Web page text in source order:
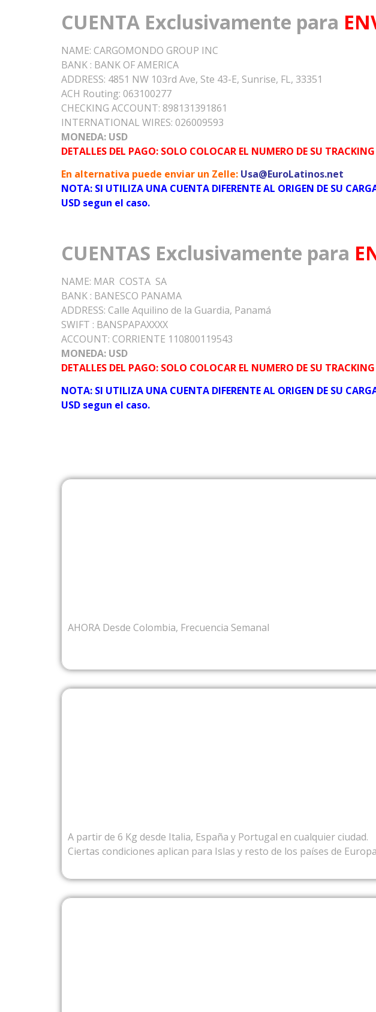
CUENTA Exclusivamente para
NAME: CARGOMONDO GROUP INC
BANK : BANK OF AMERICA
ADDRESS: 4851 NW 103rd Ave, Ste 43-E, Sunrise, FL, 33351
ACH Routing: 063100277
CHECKING ACCOUNT: 898131391861
INTERNATIONAL WIRES: 026009593
MONEDA: USD
DETALLES DEL PAGO: SOLO COLOCAR EL NUMERO DE SU TRACKING
En alternativa puede enviar un Zelle: Usa@EuroLatinos.net
NOTA: SI UTILIZA UNA CUENTA DIFERENTE AL ORIGEN DE SU
USD segun el caso.
CUENTAS Exclusivamente para
NAME: MAR COSTA SA
BANK : BANESCO PANAMA
ADDRESS: Calle Aquilino de la Guardia, Panamá
SWIFT : BANSPAPAXXXX
ACCOUNT: CORRIENTE 110800119543
MONEDA: USD
DETALLES DEL PAGO: SOLO COLOCAR EL NUMERO DE SU TRACKING
NOTA: SI UTILIZA UNA CUENTA DIFERENTE AL ORIGEN DE SU
USD segun el caso.
AHORA Desde Colombia, Frecuencia Semanal
A partir de 6 Kg desde Italia, España y Portugal en cualquier ciudad.
Ciertas condiciones aplican para Islas y resto de los países de Europa